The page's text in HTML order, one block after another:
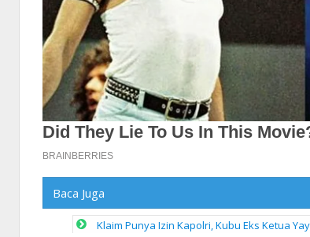
Baca Juga
Klaim Punya Izin Kapolri, Kubu Eks Ketua